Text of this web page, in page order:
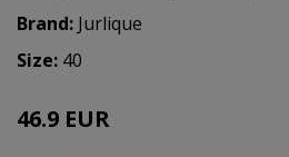
Brand: Jurlique
Size: 40
46.9 EUR